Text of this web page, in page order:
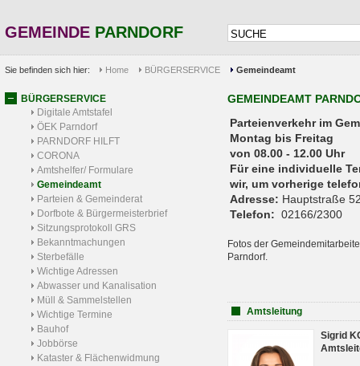
GEMEINDE PARNDORF
Sie befinden sich hier: Home BÜRGERSERVICE Gemeindeamt
BÜRGERSERVICE
Digitale Amtstafel
ÖEK Parndorf
PARNDORF HILFT
CORONA
Amtshelfer/ Formulare
Gemeindeamt
Parteien & Gemeinderat
Dorfbote & Bürgermeisterbrief
Sitzungsprotokoll GRS
Bekanntmachungen
Sterbefälle
Wichtige Adressen
Abwasser und Kanalisation
Müll & Sammelstellen
Wichtige Termine
Bauhof
Jobbörse
Kataster & Flächenwidmung
GEMEINDEAMT
Parteienverkehr
Montag bis Freitag
von 08.00 - 12.00 Uhr
Für eine individuelle
wir, um vorherige
Adresse: Hauptstraße
Telefon: 02166/2300
Fotos der
Parndorf.
Amtsleitung
Sigrid